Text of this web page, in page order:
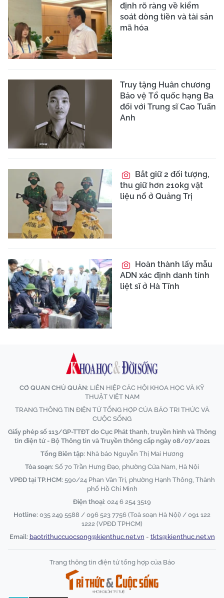
định rõ ràng về kiểm
soát dòng tiền và tài sản
mã hóa
Truy tặng Huân chương
Bảo vệ Tổ quốc hạng Ba
đối với Trung sĩ Cao Tuấn
Anh
Bắt giữ 2 đối tượng,
thu giữ hơn 210kg vật
liệu nổ ở Quảng Trị
Hoàn thành lấy mẫu
ADN xác định danh tính
liệt sĩ ở Hà Tĩnh
CƠ QUAN CHỦ QUẢN: LIÊN HIỆP CÁC HỘI KHOA HỌC VÀ KỸ
THUẬT VIỆT NAM
TRANG THÔNG TIN ĐIỆN TỬ TỔNG HỢP CỦA BÁO TRI THỨC VÀ
CUỘC SỐNG
Giấy phép số 113/GP-TTĐT do Cục Phát thanh, truyền hình và Thông
tin điện tử - Bộ Thông tin và Truyền thông cấp ngày 08/07/2021
Tổng Biên tập: Nhà báo Nguyễn Thị Mai Hương
Tòa soạn: Số 70 Trần Hưng Đạo, phường Cửa Nam, Hà Nội
VPĐD tại TP.HCM: 590/24 Phan Văn Trị, phường Hạnh Thông, Thành
phố Hồ Chí Minh
Điện thoại: 024 6 254 3519
Hotline: 035 249 5588 / 096 523 7756 (Toà soạn Hà Nội) / 091 122
1222 (VPĐD TPHCM)
Email: baotrithuccuocsong@kienthuc.net.vn - tkts@kienthuc.net.vn
Trang thông tin điện tử tổng hợp của Báo